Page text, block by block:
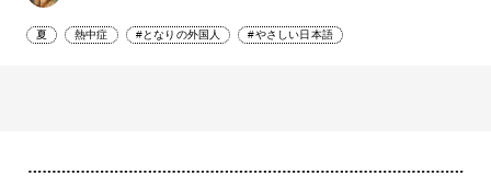
夏 熱中症 #となりの外国人 #やさしい日本語